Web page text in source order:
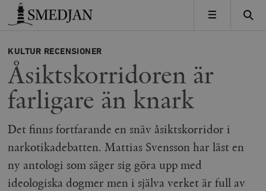
Timbro
MENY
KULTUR RECENSIONER
Åsiktskorridoren är
farligare än knark
Det finns fortfarande en snäv åsiktskorridor i
narkotikadebatten. Mattias Svensson har läst en
ny antologi som säger sig göra upp med
ideologiska dogmer men i själva verket är full av